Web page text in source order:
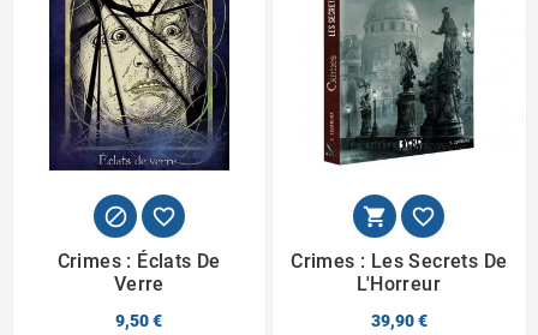
 
Crimes : Éclats De
Verre
9,50 €
 
Crimes : Les Secrets De
L'Horreur
39,90 €